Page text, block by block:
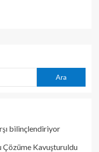
Ara
bilinçlendiriyor
Çözüme Kavuşturuldu